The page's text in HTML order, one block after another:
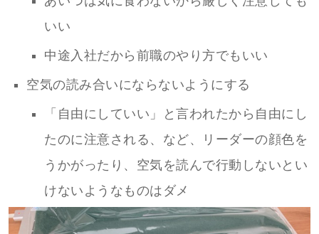
いい
中途入社だから前職のやり方でもいい
空気の読み合いにならないようにする
「自由にしていい」と言われたから自由にし
たのに注意される、など、リーダーの顔色を
うかがったり、空気を読んで行動しないとい
けないようなものはダメ